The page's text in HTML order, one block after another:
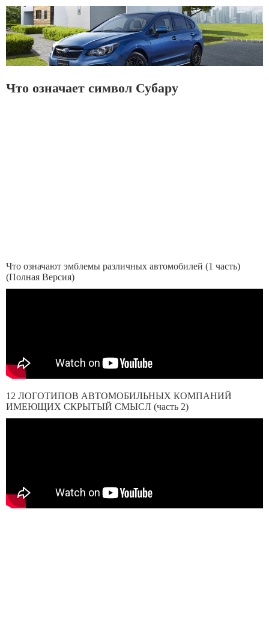
Что означает символ Субару
Что означают эмблемы различных автомобилей (1 часть)
(Полная Версия)
12 ЛОГОТИПОВ АВТОМОБИЛЬНЫХ КОМПАНИЙ
ИМЕЮЩИХ СКРЫТЫЙ СМЫСЛ (часть 2)